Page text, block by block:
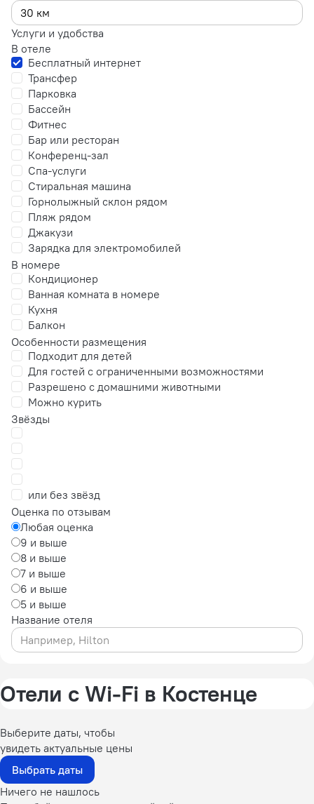
Услуги и удобства
В отеле
Бесплатный интернет
Трансфер
Парковка
Бассейн
Фитнес
Бар или ресторан
Конференц-зал
Спа-услуги
Стиральная машина
Горнолыжный склон рядом
Пляж рядом
Джакузи
Зарядка для электромобилей
В номере
Кондиционер
Ванная комната в номере
Кухня
Балкон
Особенности размещения
Подходит для детей
Для гостей с ограниченными возможностями
Разрешено с домашними животными
Можно курить
Звёзды
или без звёзд
Оценка по отзывам
Любая оценка
9 и выше
8 и выше
7 и выше
6 и выше
5 и выше
Название отеля
Отели с Wi-Fi в Костенце
Выберите даты, чтобы
увидеть актуальные цены
Выбрать даты
Ничего не нашлось